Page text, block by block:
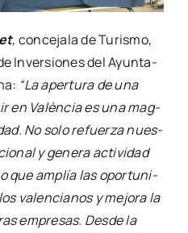
, con­ce­ja­la de Turis­mo,
Inver­sio­nes del Ayun­ta­
“La aper­tu­ra de una
en Valèn­cia es una mag­
No solo refuer­za nues­
y gene­ra acti­vi­dad
que amplía las opor­tu­ni­
valen­cia­nos y mejo­ra la
empre­sas. Des­de la